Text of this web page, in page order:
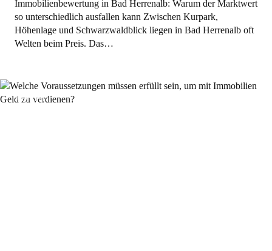
Immobilienbewertung in Bad Herrenalb: Warum der Marktwert
so unterschiedlich ausfallen kann Zwischen Kurpark,
Höhenlage und Schwarzwaldblick liegen in Bad Herrenalb oft
Welten beim Preis. Das…
Allgemein